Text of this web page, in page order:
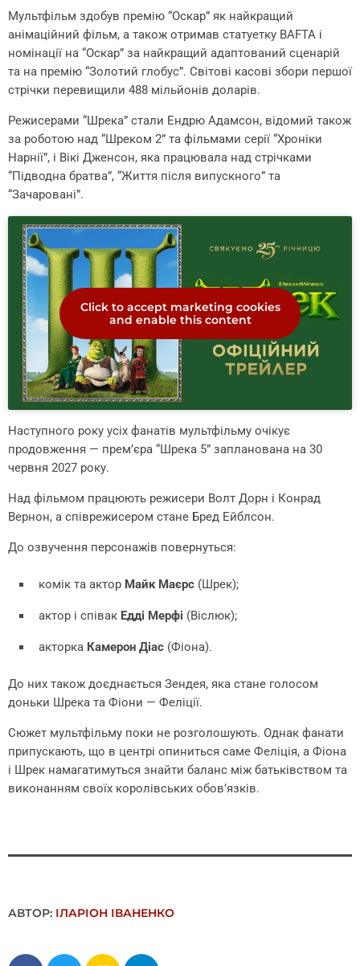
Мультфільм здобув премію “Оскар” як найкращий
анімаційний фільм, а також отримав статуетку BAFTA і
номінації на “Оскар” за найкращий адаптований сценарій
та на премію “Золотий глобус”. Світові касові збори першої
стрічки перевищили 488 мільйонів доларів.
Режисерами “Шрека” стали Ендрю Адамсон, відомий також
за роботою над “Шреком 2” та фільмами серії “Хроніки
Нарнії”, і Вікі Дженсон, яка працювала над стрічками
“Підводна братва”, “Життя після випускного” та
“Зачаровані”.
Click to accept marketing cookies
and enable this content
Наступного року усіх фанатів мультфільму очікує
продовження — прем’єра “Шрека 5” запланована на 30
червня 2027 року.
Над фільмом працюють режисери Волт Дорн і Конрад
Вернон, а співрежисером стане Бред Ейблсон.
До озвучення персонажів повернуться:
комік та актор Майк Маєрс (Шрек);
актор і співак Едді Мерфі (Віслюк);
акторка Камерон Діас (Фіона).
До них також доєднається Зендея, яка стане голосом
доньки Шрека та Фіони — Феліції.
Сюжет мультфільму поки не розголошують. Однак фанати
припускають, що в центрі опиниться саме Феліція, а Фіона
і Шрек намагатимуться знайти баланс між батьківством та
виконанням своїх королівських обовʼязків.
АВТОР: ІЛАРІОН ІВАНЕНКО